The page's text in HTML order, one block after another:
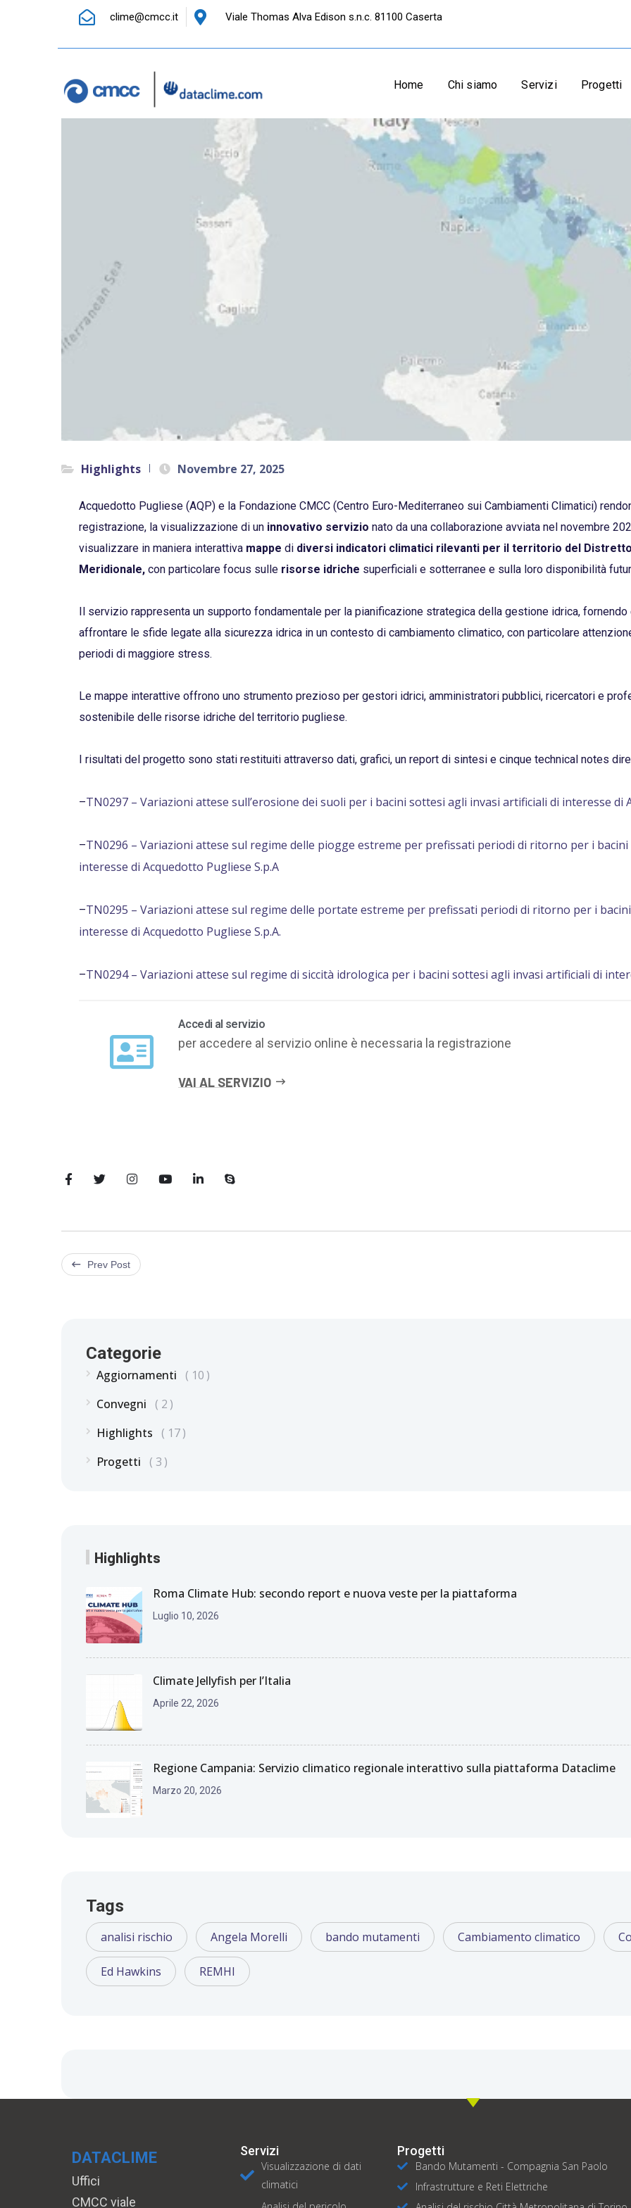
clime@cmcc.it Viale Thomas Alva Edison s.n.c. 81100 Caserta
Home Chi siamo Servizi Progetti
Highlights Novembre 27, 2025
Acquedotto Pugliese (AQP) e la Fondazione CMCC (Centro Euro-Mediterraneo sui Cambiamenti Climatici)
registrazione, la visualizzazione di un innovativo servizio nato da una collaborazione avviata nel novembre
visualizzare in maniera interattiva mappe di diversi indicatori climatici rilevanti per il territorio del Distretto
Meridionale, con particolare focus sulle risorse idriche superficiali e sotterranee e sulla loro disponibilità
Il servizio rappresenta un supporto fondamentale per la pianificazione strategica della gestione idrica,
affrontare le sfide legate alla sicurezza idrica in un contesto di cambiamento climatico, con particolare
periodi di maggiore stress.
Le mappe interattive offrono uno strumento prezioso per gestori idrici, amministratori pubblici, ricercatori e
sostenibile delle risorse idriche del territorio pugliese.
I risultati del progetto sono stati restituiti attraverso dati, grafici, un report di sintesi e cinque technical notes
–TN0297 – Variazioni attese sull’erosione dei suoli per i bacini sottesi agli invasi artificiali di interesse di
–TN0296 – Variazioni attese sul regime delle piogge estreme per prefissati periodi di ritorno per i
interesse di Acquedotto Pugliese S.p.A
–TN0295 – Variazioni attese sul regime delle portate estreme per prefissati periodi di ritorno per i
interesse di Acquedotto Pugliese S.p.A.
–TN0294 – Variazioni attese sul regime di siccità idrologica per i bacini sottesi agli invasi artificiali di
Accedi al servizio
per accedere al servizio online è necessaria la registrazione
VAI AL SERVIZIO
Prev Post
Categorie
Aggiornamenti
10
Convegni
2
Highlights
17
Progetti
3
Highlights
Roma Climate Hub: secondo report e nuova veste per la piattaforma
Luglio 10, 2026
Climate Jellyfish per l’Italia
Aprile 22, 2026
Regione Campania: Servizio climatico regionale interattivo sulla piattaforma Dataclime
Marzo 20, 2026
Tags
analisi rischio Angela Morelli bando mutamenti Cambiamento climatico
Ed Hawkins REMHI
DATACLIME
Uffici
CMCC viale
Servizi
Visualizzazione di dati
climatici
Progetti
Bando Mutamenti - Compagnia San Paolo
Infrastrutture e Reti Elettriche